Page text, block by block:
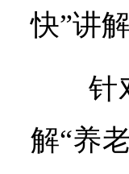
快”讲解
针
解“养